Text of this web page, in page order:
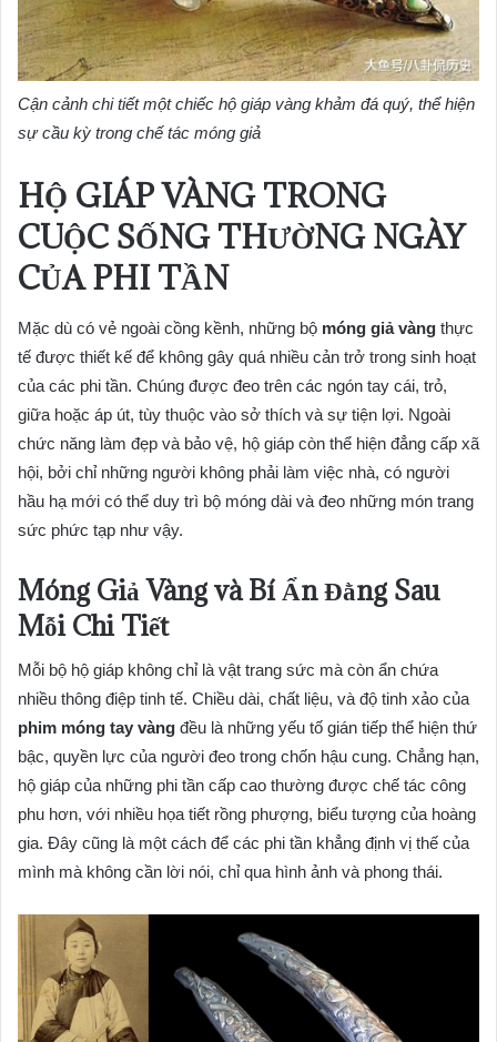
Cận cảnh chi tiết một chiếc hộ giáp vàng khảm đá quý, thể hiện
sự cầu kỳ trong chế tác móng giả
HỘ GIÁP VÀNG TRONG
CUỘC SỐNG THƯỜNG NGÀY
CỦA PHI TẦN
Mặc dù có vẻ ngoài cồng kềnh, những bộ móng giả vàng thực
tế được thiết kế để không gây quá nhiều cản trở trong sinh hoạt
của các phi tần. Chúng được đeo trên các ngón tay cái, trỏ,
giữa hoặc áp út, tùy thuộc vào sở thích và sự tiện lợi. Ngoài
chức năng làm đẹp và bảo vệ, hộ giáp còn thể hiện đẳng cấp xã
hội, bởi chỉ những người không phải làm việc nhà, có người
hầu hạ mới có thể duy trì bộ móng dài và đeo những món trang
sức phức tạp như vậy.
Móng Giả Vàng và Bí Ẩn Đằng Sau
Mỗi Chi Tiết
Mỗi bộ hộ giáp không chỉ là vật trang sức mà còn ẩn chứa
nhiều thông điệp tinh tế. Chiều dài, chất liệu, và độ tinh xảo của
phim móng tay vàng đều là những yếu tố gián tiếp thể hiện thứ
bậc, quyền lực của người đeo trong chốn hậu cung. Chẳng hạn,
hộ giáp của những phi tần cấp cao thường được chế tác công
phu hơn, với nhiều họa tiết rồng phượng, biểu tượng của hoàng
gia. Đây cũng là một cách để các phi tần khẳng định vị thế của
mình mà không cần lời nói, chỉ qua hình ảnh và phong thái.